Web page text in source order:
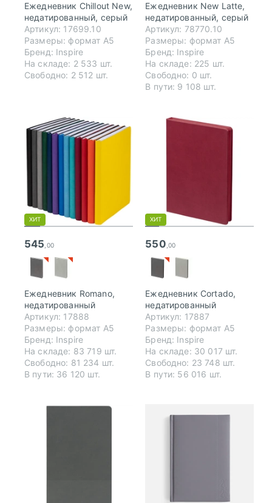
Ежедневник Chillout New,
недатированный, серый
Артикул: 17699.10
Размеры: формат А5
Бренд: Inspire
На складе: 2 533 шт.
Свободно: 2 512 шт.
Ежедневник New Latte,
недатированный, серый
Артикул: 78770.10
Размеры: формат А5
Бренд: Inspire
На складе: 225 шт.
Свободно: 0 шт.
В пути: 9 108 шт.
ХИТ
545 ,00
Ежедневник Romano,
недатированный
Артикул: 17888
Размеры: формат А5
Бренд: Inspire
На складе: 83 719 шт.
Свободно: 81 234 шт.
В пути: 36 120 шт.
ХИТ
550 ,00
Ежедневник Cortado,
недатированный
Артикул: 17887
Размеры: формат А5
Бренд: Inspire
На складе: 30 017 шт.
Свободно: 23 748 шт.
В пути: 56 016 шт.